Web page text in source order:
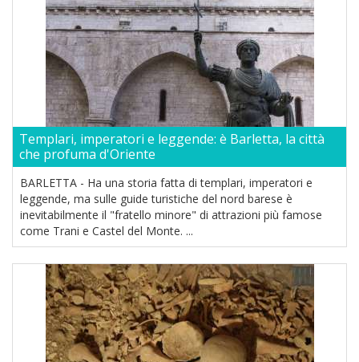
Templari, imperatori e leggende: è Barletta, la città
che profuma d'Oriente
BARLETTA - Ha una storia fatta di templari, imperatori e
leggende, ma sulle guide turistiche del nord barese è
inevitabilmente il "fratello minore" di attrazioni più famose
come Trani e Castel del Monte. ...